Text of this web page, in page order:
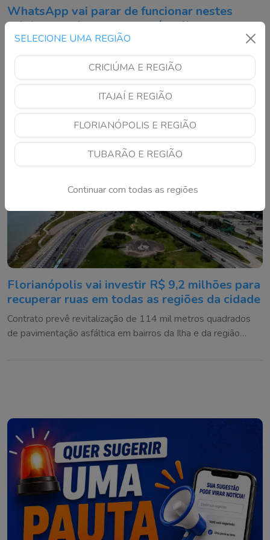
SELECIONE UMA REGIÃO
CRICIÚMA E REGIÃO
ITAJAÍ E REGIÃO
FLORIANÓPOLIS E REGIÃO
TUBARÃO E REGIÃO
Continuar com todas as regiões
WhatsApp vai parar de funcionar nestes
celulares; veja se o seu está na lista
Atualização do aplicativo deixará aparelhos antigos sem
suporte; usuários devem fazer backup para evitar perda de
conversas
Florianópolis vai investir R$ 9,2 milhões para
recuperar ruas em todas as regiões da cidade
Contrato prevê revitalização de 114 mil metros quadrados
de pavimentação asfáltica em bairros da Ilha e da região